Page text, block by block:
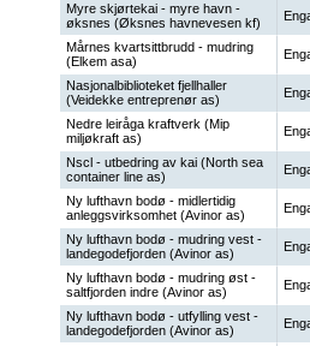
Myre skjørtekai - myre havn -
øksnes (Øksnes havnevesen kf)
Mårnes kvartsittbrudd - mudring
(Elkem asa)
Nasjonalbiblioteket fjellhaller
(Veidekke entreprenør as)
Nedre leiråga kraftverk (Mip
miljøkraft as)
Nscl - utbedring av kai (North sea
container line as)
Ny lufthavn bodø - midlertidig
anleggsvirksomhet (Avinor as)
Ny lufthavn bodø - mudring vest -
landegodefjorden (Avinor as)
Ny lufthavn bodø - mudring øst -
saltfjorden indre (Avinor as)
Ny lufthavn bodø - utfylling vest -
landegodefjorden (Avinor as)